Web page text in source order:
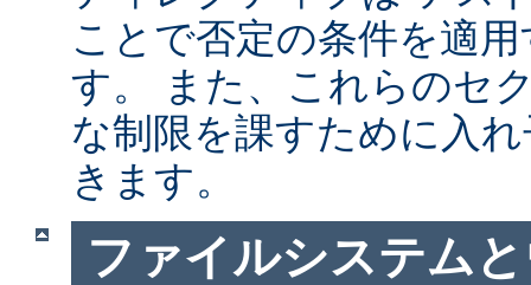
ことで否定の条件を適
す。 また、これらのセ
な制限を課すために入
きます。
ファイルシステム